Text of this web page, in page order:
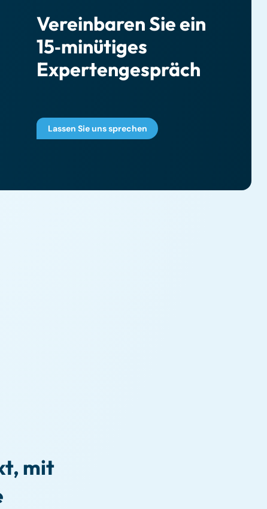
Vereinbaren Sie ein
15‑minütiges
Expertengespräch
Lassen Sie uns sprechen
mit